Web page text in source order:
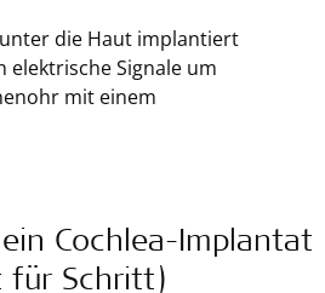
die Haut implantiert
elektrische Signale um
mit einem
Cochlea-Implantat
für Schritt)